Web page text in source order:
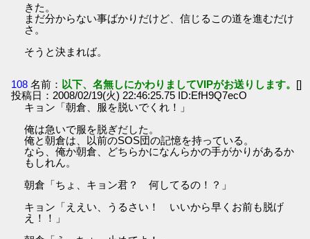
きた。
まだ分からない事ばかりだけど、信じるこの道を進むだけ
さ。
そうと決まれば。
108 名前： 以下、名無しにかわりましてVIPがお送りします。 []
投稿日：2008/02/19(火) 22:46:25.75 ID:EfH9Q7ecO
キョン「朝倉、服を脱いでくれ！」
俺は急いで服を脱ぎだした。
俺と朝倉は、以前のSOS団の記憶を持っている。
なら、俺か朝倉、どちらかになんらかの手がかりがあるか
もしれん。
朝倉「ちょ、キョン君？ 何してるの！？」
キョン「ええい、うるさい！ いいから早くお前も脱げ
え！！」